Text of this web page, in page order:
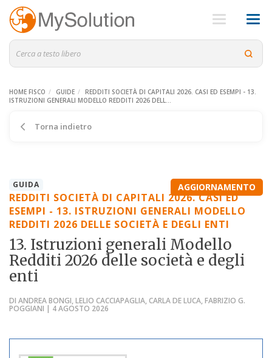
HOME FISCO GUIDE
REDDITI SOCIETÀ DI CAPITALI 2026. CASI ED ESEMPI - 13.
ISTRUZIONI GENERALI MODELLO REDDITI 2026 DELL...
Torna indietro
AGGIORNAMENTO
GUIDA
REDDITI SOCIETÀ DI CAPITALI 2026. CASI ED
ESEMPI - 13. ISTRUZIONI GENERALI MODELLO
REDDITI 2026 DELLE SOCIETÀ E DEGLI ENTI
13. Istruzioni generali Modello
Redditi 2026 delle società e degli
enti
DI ANDREA BONGI, LELIO CACCIAPAGLIA, CARLA DE LUCA, FABRIZIO G.
POGGIANI | 4 AGOSTO 2026